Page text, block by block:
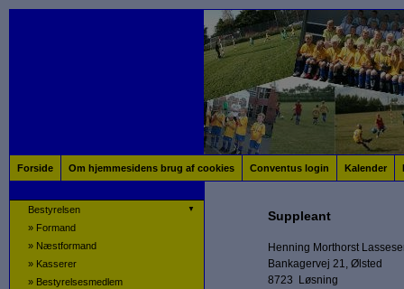
Forside Om hjemmesidens brug af cookies Conventus login Kalender
▼
Bestyrelsen
» Formand
» Næstformand
» Kasserer
» Bestyrelsesmedlem
Suppleant
Henning Morthorst
Bankagervej 21, Ølsted
8723 Løsning